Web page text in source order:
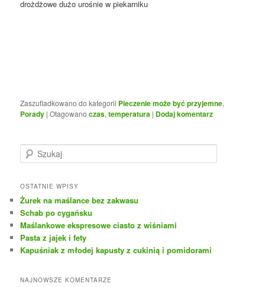
drożdżowe dużo urośnie w piekarniku
Zaszufladkowano do kategorii Pieczenie może być przyjemne,
Porady |Otagowano czas,temperatura | Dodaj komentarz
z
k
a
j
OSTATNIE WPISY
Żurek na maślance bez zakwasu
Schab po cygańsku
Maślankowe ekspresowe ciasto z wiśniami
Pasta z jajek i fety
Kapuśniak z młodej kapusty z cukinią i pomidorami
NAJNOWSZE KOMENTARZE